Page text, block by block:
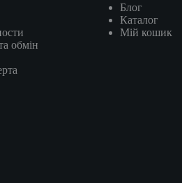
обмін
Блог
Каталог
Мій кошик